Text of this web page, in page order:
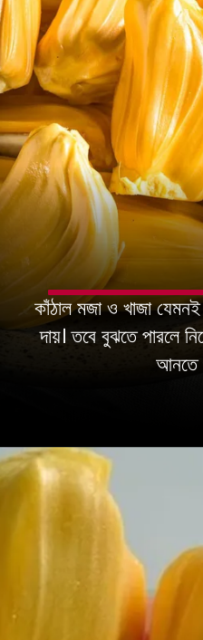
কাঁঠাল মজা ও খাজা
দায়। তবে বুঝতে পারলে